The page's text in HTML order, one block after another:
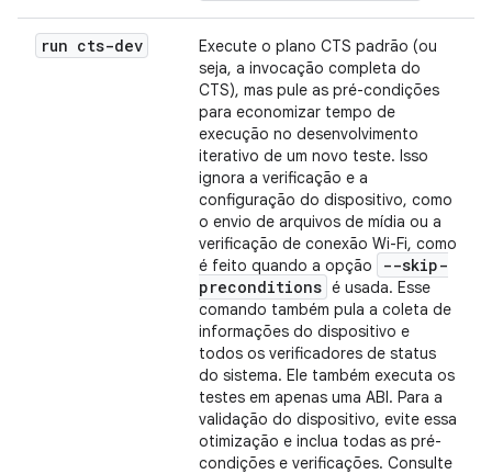
run cts-dev
Execute o plano CTS padrão (ou
seja, a invocação completa do
CTS), mas pule as pré-condições
para economizar tempo de
execução no desenvolvimento
iterativo de um novo teste. Isso
ignora a verificação e a
configuração do dispositivo, como
o envio de arquivos de mídia ou a
verificação de conexão Wi-Fi, como
é feito quando a opção
--skip-
preconditions é usada. Esse
comando também pula a coleta de
informações do dispositivo e
todos os verificadores de status
do sistema. Ele também executa os
testes em apenas uma ABI. Para a
validação do dispositivo, evite essa
otimização e inclua todas as pré-
condições e verificações. Consulte